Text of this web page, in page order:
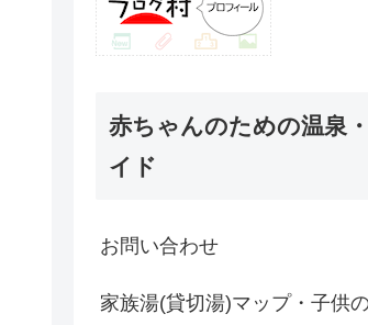
赤ちゃんのための温泉
イド
お問い合わせ
家族湯(貸切湯)マップ・子供